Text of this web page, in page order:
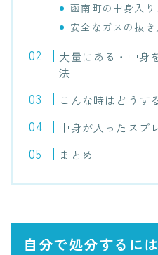
函南町の中身入
安全なガスの抜
大量にある・中身
法
こんな時はどうす
中身が入ったスプ
まとめ
自分で処分するに